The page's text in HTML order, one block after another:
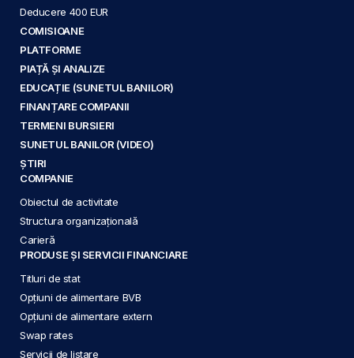
Deducere 400 EUR
COMISIOANE
PLATFORME
PIAȚĂ ȘI ANALIZE
EDUCAȚIE (SUNETUL BANILOR)
FINANȚARE COMPANII
TERMENI BURSIERI
SUNETUL BANILOR (VIDEO)
ȘTIRI
COMPANIE
Obiectul de activitate
Structura organizațională
Carieră
PRODUSE ȘI SERVICII FINANCIARE
Titluri de stat
Opțiuni de alimentare BVB
Opțiuni de alimentare extern
Swap rates
Servicii de listare